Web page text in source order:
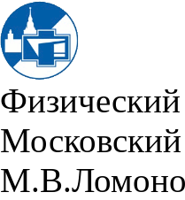
Физический
Московский